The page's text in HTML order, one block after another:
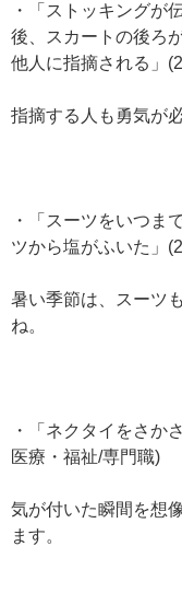
・「ストッキングが
後、スカートの後ろ
他人に指摘される」
指摘する人も勇気が
・「スーツをいつま
ツから塩がふいた」
暑い季節は、スーツ
ね。
・「ネクタイをさか
医療・福祉/専門職)
気が付いた瞬間を想
ます。